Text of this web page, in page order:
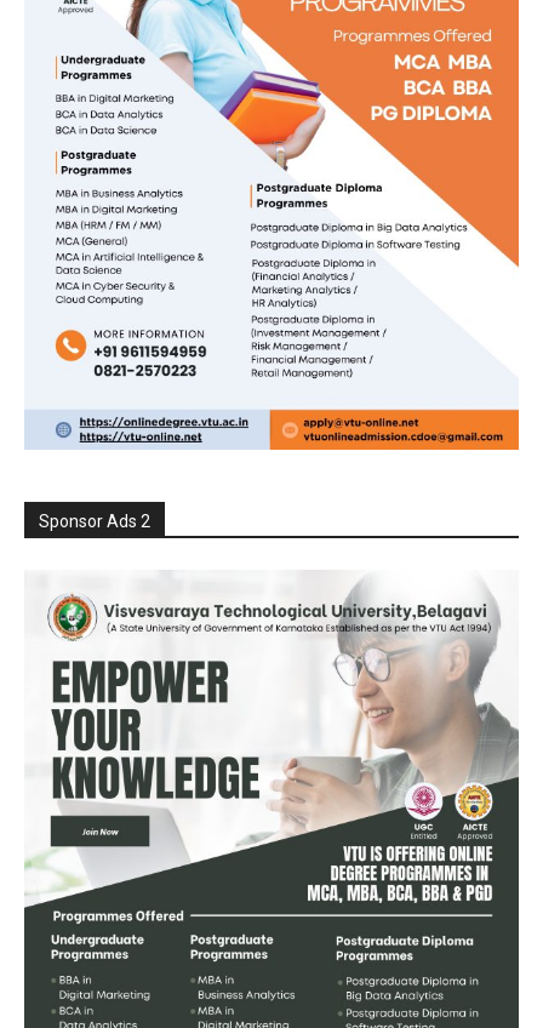
Sponsor Ads 2